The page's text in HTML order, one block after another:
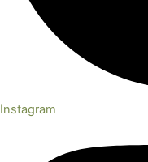
Instagram